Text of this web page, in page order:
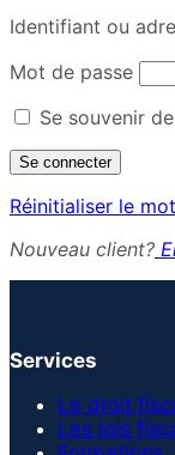
Identifiant ou
Mot de passe
Se souvenir
Réinitialiser le
Nouveau client?
Services
Le droit
Les lois